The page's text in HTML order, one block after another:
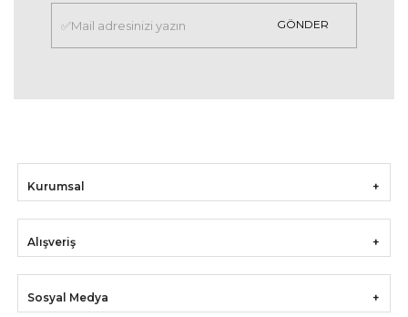
GÖNDER
Kurumsal
Alışveriş
Sosyal Medya